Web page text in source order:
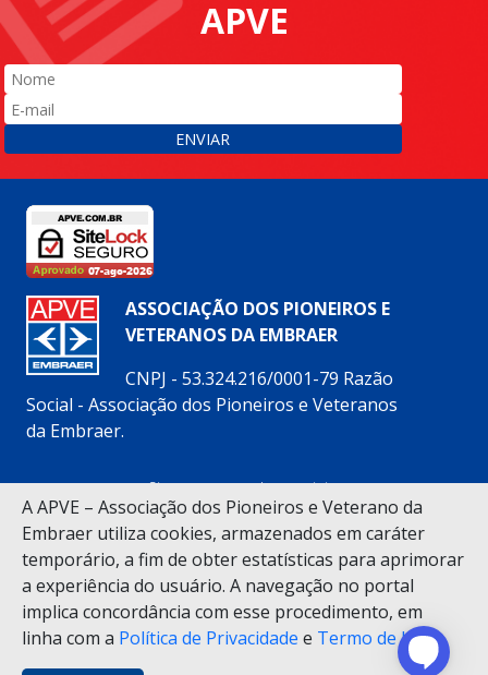
A APVE – Associação dos Pioneiros e Veterano da
Embraer utiliza cookies, armazenados em caráter
temporário, a fim de obter estatísticas para aprimorar
a experiência do usuário. A navegação no portal
implica concordância com esse procedimento, em
linha com a Política de Privacidade e Termo de Uso.
APVE
ENVIAR
ASSOCIAÇÃO DOS PIONEIROS E
VETERANOS DA EMBRAER
CNPJ - 53.324.216/0001-79 Razão
Social - Associação dos Pioneiros e Veteranos
da Embraer.
Siga nossas redes sociais:
(12) 3925-5200
Alameda Cândido Marciano Leite, 88 – Vila Bethânia –